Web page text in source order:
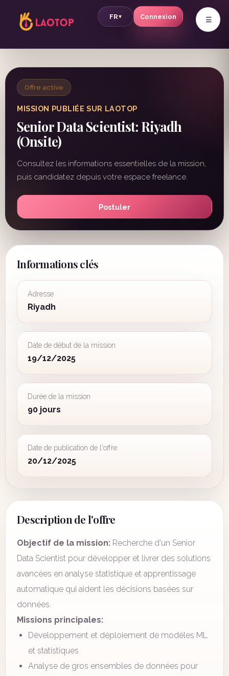
FR▾ Connexion v
Offre active
MISSION PUBLIÉE SUR LAOTOP
Senior Data Scientist: Riyadh
(Onsite)
Consultez les informations essentielles de la mission,
puis candidatez depuis votre espace freelance.
Postuler
Informations clés
Adresse
Riyadh
Date de début de la mission
19/12/2025
Durée de la mission
90 jours
Date de publication de l'offre
20/12/2025
Description de l'offre
Objectif de la mission: Recherche d'un Senior
Data Scientist pour développer et livrer des solutions
avancées en analyse statistique et apprentissage
automatique qui aident les décisions basées sur
données.
Missions principales:
Développement et déploiement de modèles ML
et statistiques
Analyse de gros ensembles de données pour